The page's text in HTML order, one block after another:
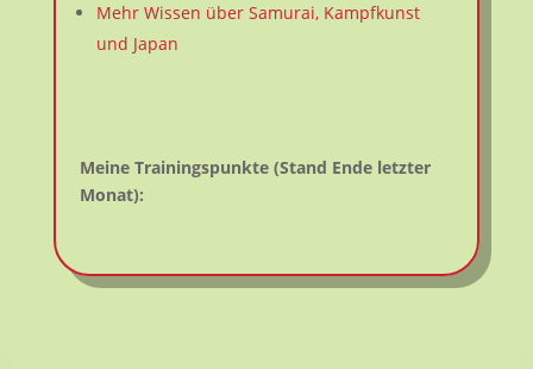
Mehr Wissen über Samurai, Kampfkunst
und Japan
Meine Trainingspunkte (Stand Ende letzter
Monat):